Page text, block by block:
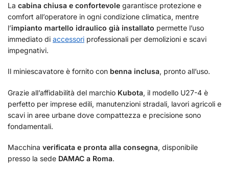
La cabina chiusa e confortevole garantisce protezione e
comfort all’operatore in ogni condizione climatica, mentre
l’impianto martello idraulico già installato permette l’uso
immediato di accessori professionali per demolizioni e scavi
impegnativi.
Il miniescavatore è fornito con benna inclusa, pronto all’uso.
Grazie all’affidabilità del marchio Kubota, il modello U27-4 è
perfetto per imprese edili, manutenzioni stradali, lavori agricoli e
scavi in aree urbane dove compattezza e precisione sono
fondamentali.
Macchina verificata e pronta alla consegna, disponibile
presso la sede DAMAC a Roma.